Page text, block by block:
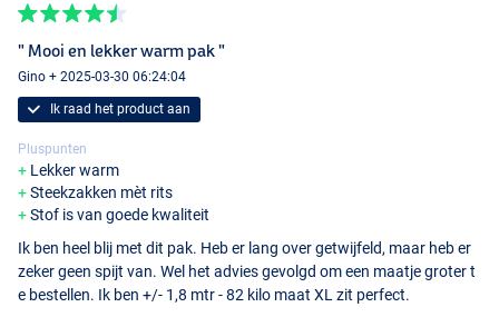
" Mooi en lekker warm pak "
Gino + 2025-03-30 06:24:04
Ik raad het product aan
Pluspunten
Lekker warm
Steekzakken mèt rits
Stof is van goede kwaliteit
Ik ben heel blij met dit pak. Heb er lang over getwijfeld, maar heb er
zeker geen spijt van. Wel het advies gevolgd om een maatje groter t
e bestellen. Ik ben +/- 1,8 mtr - 82 kilo maat XL zit perfect.